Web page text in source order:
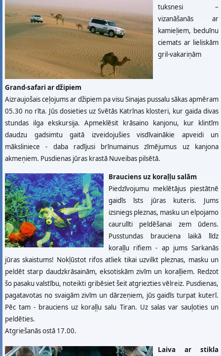
tuksnesi –
vizanāšanās ar
kamieļiem, beduīnu
ciemats ar lieliskām
gril-vakariņām
Grand-safari ar džipiem
Aizraujošais ceļojums ar džipiem pa visu Sinajas pussalu sākas apmēram
05.30 no rīta. Jūs dosieties uz Svētās Katrīnas klosteri, kur gaida divas
stundas ilga ekskursija. Apmeklēsit krāsaino kanjonu, kur klintīm
daudzu gadsimtu gaitā izveidojušies visdīvainākie apveidi un
māksliniece - daba radījusi brīnumainus zīmējumus uz kanjona
akmeņiem. Pusdienas jūras krastā Nuveibas pilsētā.
Brauciens uz koraļļu salām
Piedzīvojumu meklētājus piestātnē
gaidīs īsts jūras kuteris. Jums
izsniegs pleznas, masku un elpojamo
caurulīti peldēšanai zem ūdens.
Pusstundas brauciena laikā līdz
koraļļu rifiem - ap jums Sarkanās
jūras skaistums! Nokļūstot rifos atliek tikai uzvilkt pleznas, masku un
peldēt starp daudzkrāsainām, eksotiskām zivīm un koraļļiem. Redzot
šo pasaku valstību, noteikti gribēsiet šeit atgriezties vēlreiz. Pusdienas,
pagatavotas no svaigām zivīm un dārzeņiem, jūs gaidīs turpat kuterī.
Pēc tam - brauciens uz koraļļu salu Tiran. Uz salas var sauļoties un
peldēties.
Atgriešanās ostā 17.00.
Laiva ar stikla